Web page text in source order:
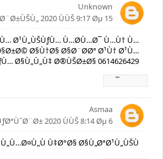
Unknown
15 Ø£Ø¨Ø±ÙŠÙ„ 2020 ÙÙŠ 9:17 Øµ
Ø¹Ù„ÙŠÙƒÙ… Ù…Ø­Ù…Ø¯ Ù…Ù† Ù…
Ø§Ù†Ø§ Ø§Ø¨Ø­Øª Ø¹Ù† Ø¹Ù…
Ø§Ù„Ù„Ù‡ Ø®ÙŠØ±Ø§ 0614626429
Asmaa
6 Ø£ÙƒØªÙˆØ¨Ø± 2020 ÙÙŠ 8:14 Øµ
Ù‡Ø°Ø§ Ø§Ù„ØªØ¹Ù„ÙŠÙ‚.